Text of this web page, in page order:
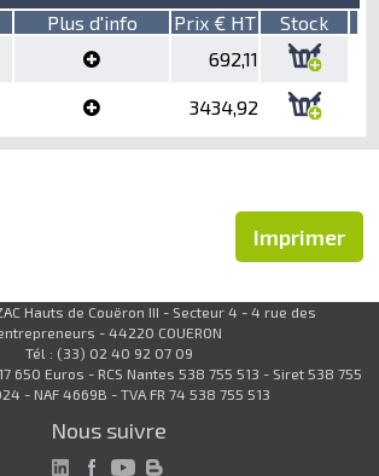
Plus d'info Prix € HT
Stock
692,11
3434,92
Imprimer
ZAC Hauts de Couëron III - Secteur 4 - 4 rue des
- 44220 COUERON
Tél : (33) 02 40 92 07 09
650 Euros - RCS Nantes 538 755 513 - Siret 538 755
- NAF 4669B - TVA FR 74 538 755 513
Nous suivre